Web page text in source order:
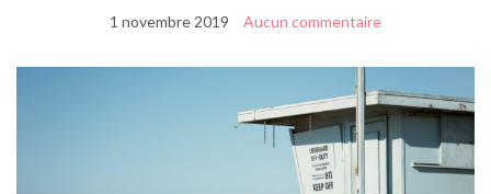
1 novembre 2019 Aucun commentaire